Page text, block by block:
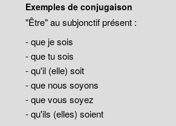
Exemples de conjugaison
"Être" au subjonctif présent :
- que je sois
- que tu sois
- qu'il (elle) soit
- que nous soyons
- que vous soyez
- qu'ils (elles) soient